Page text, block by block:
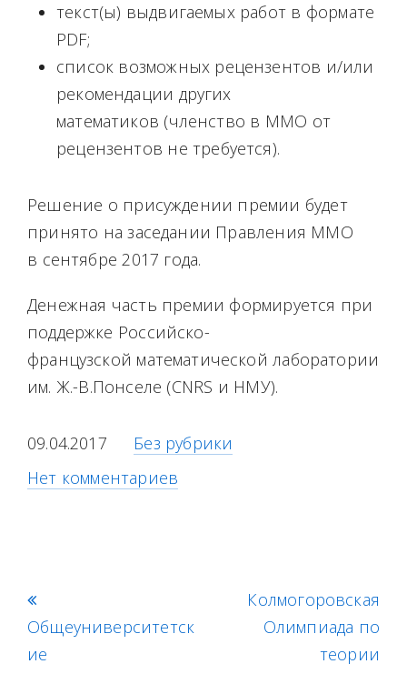
текст(ы) выдвигаемых работ в формате
PDF;
список возможных рецензентов и/или
рекомендации других
математиков (членство в ММО от
рецензентов не требуется).
Решение о присуждении премии будет
принято на заседании Правления ММО
в сентябре 2017 года.
Денежная часть премии формируется при
поддержке Российско-
французской математической лаборатории
им. Ж.-В.Понселе (CNRS и НМУ).
09.04.2017
Без рубрики
Нет комментариев
r
e
Общеуниверситетск
ие
n
Колмогоровская
Олимпиада по
теории